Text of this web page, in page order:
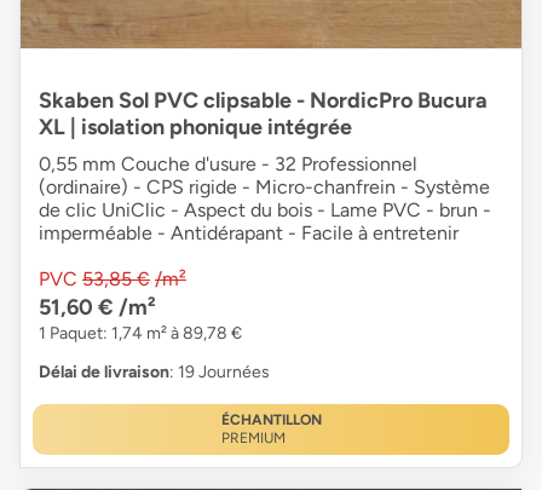
Skaben Sol PVC clipsable - NordicPro Bucura
XL | isolation phonique intégrée
0,55 mm Couche d'usure - 32 Professionnel
(ordinaire) - CPS rigide - Micro-chanfrein - Système
de clic UniClic - Aspect du bois - Lame PVC - brun -
imperméable - Antidérapant - Facile à entretenir
PVC 53,85 € /m²
51,60 € /m²
1 Paquet: 1,74 m² à 89,78 €
Délai de livraison: 19 Journées
ÉCHANTILLON
PREMIUM